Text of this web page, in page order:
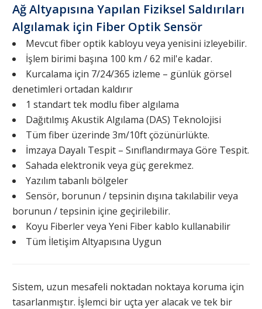
Ağ Altyapısına Yapılan Fiziksel Saldırıları
Algılamak için Fiber Optik Sensör
Mevcut fiber optik kabloyu veya yenisini izleyebilir.
İşlem birimi başına 100 km / 62 mil'e kadar.
Kurcalama için 7/24/365 izleme – günlük görsel
denetimleri ortadan kaldırır
1 standart tek modlu fiber algılama
Dağıtılmış Akustik Algılama (DAS) Teknolojisi
Tüm fiber üzerinde 3m/10ft çözünürlükte.
İmzaya Dayalı Tespit – Sınıflandırmaya Göre Tespit.
Sahada elektronik veya güç gerekmez.
Yazılım tabanlı bölgeler
Sensör, borunun / tepsinin dışına takılabilir veya
borunun / tepsinin içine geçirilebilir.
Koyu Fiberler veya Yeni Fiber kablo kullanabilir
Tüm İletişim Altyapısına Uygun
Sistem, uzun mesafeli noktadan noktaya koruma için
tasarlanmıştır. İşlemci bir uçta yer alacak ve tek bir